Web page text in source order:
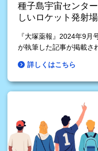
種子島宇宙センタ
しいロケット発射
『大塚薬報』2024年9月
が執筆した記事が掲載さ
詳しくはこちら